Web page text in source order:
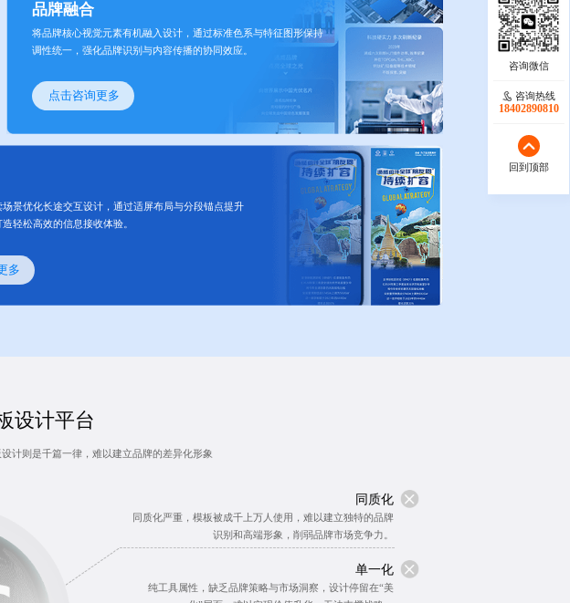
品牌融合
将品牌核心视觉元素有机融入设计，通过标准色系与特征图形保持
调性统一，强化品牌识别与内容传播的协同效应。
点击咨询更多
景优化长途交互设计，通过适屏布局与分段锚点提升
轻松高效的信息接收体验。
多
设计平台
计则是千篇一律，难以建立品牌的差异化形象
同质化
同质化严重，模板被成千上万人使用，难以建立独特的品牌
识别和高端形象，削弱品牌市场竞争力。
单一化
纯工具属性，缺乏品牌策略与市场洞察，设计停留在“美
咨询热线
18402890810
回到顶部